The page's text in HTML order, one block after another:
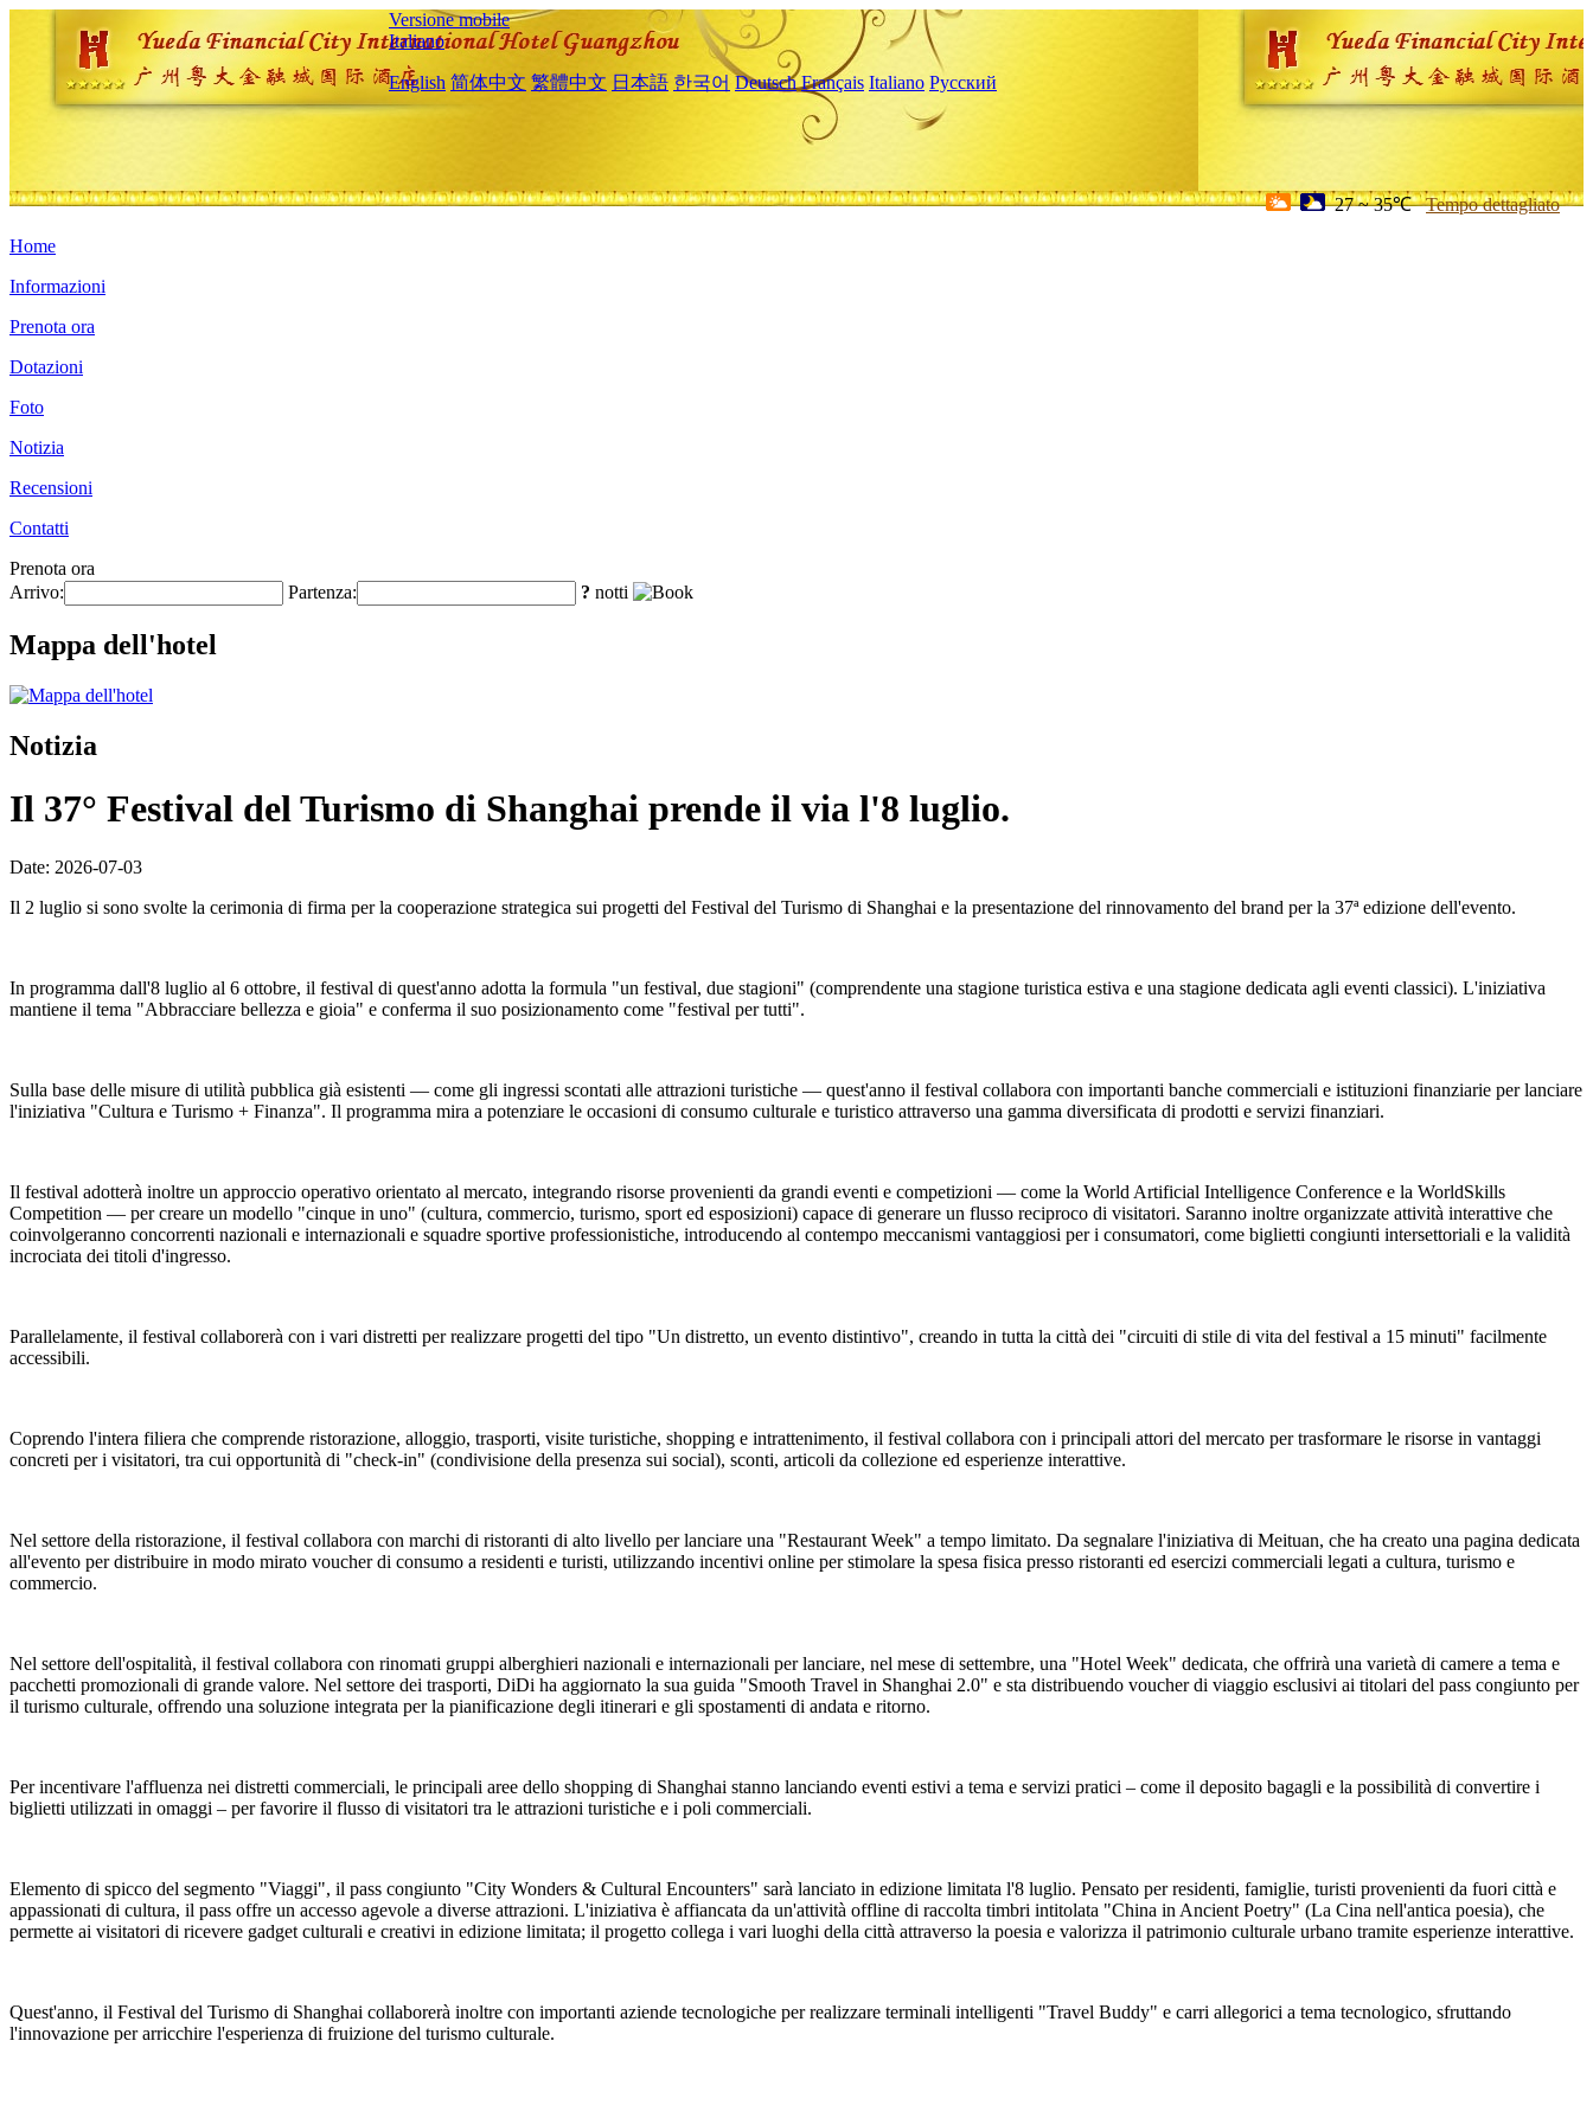
Versione mobile
Italiano
English 简体中文 繁體中文 日本語 한국어 Deutsch Français Italiano Русский
27 ~ 35℃ Tempo dettagliato
Home
Informazioni
Prenota ora
Dotazioni
Foto
Notizia
Recensioni
Contatti
Prenota ora
Arrivo:
Partenza: ? notti
Mappa dell'hotel
Notizia
Il 37° Festival del Turismo di Shanghai prende il via l'8 luglio.
Date: 2026-07-03
Il 2 luglio si sono svolte la cerimonia di firma per la cooperazione strategica sui progetti del Festival del Turismo di Shanghai e la presentazione del rinnovamento del brand per la 37ª edizione dell'evento.
In programma dall'8 luglio al 6 ottobre, il festival di quest'anno adotta la formula "un festival, due stagioni" (comprendente una stagione turistica estiva e una stagione dedicata agli eventi classici). L'iniziativa
mantiene il tema "Abbracciare bellezza e gioia" e conferma il suo posizionamento come "festival per tutti".
Sulla base delle misure di utilità pubblica già esistenti — come gli ingressi scontati alle attrazioni turistiche — quest'anno il festival collabora con importanti banche commerciali e istituzioni finanziarie per lanciare
l'iniziativa "Cultura e Turismo + Finanza". Il programma mira a potenziare le occasioni di consumo culturale e turistico attraverso una gamma diversificata di prodotti e servizi finanziari.
Il festival adotterà inoltre un approccio operativo orientato al mercato, integrando risorse provenienti da grandi eventi e competizioni — come la World Artificial Intelligence Conference e la WorldSkills
Competition — per creare un modello "cinque in uno" (cultura, commercio, turismo, sport ed esposizioni) capace di generare un flusso reciproco di visitatori. Saranno inoltre organizzate attività interattive che
coinvolgeranno concorrenti nazionali e internazionali e squadre sportive professionistiche, introducendo al contempo meccanismi vantaggiosi per i consumatori, come biglietti congiunti intersettoriali e la validità
incrociata dei titoli d'ingresso.
Parallelamente, il festival collaborerà con i vari distretti per realizzare progetti del tipo "Un distretto, un evento distintivo", creando in tutta la città dei "circuiti di stile di vita del festival a 15 minuti" facilmente
accessibili.
Coprendo l'intera filiera che comprende ristorazione, alloggio, trasporti, visite turistiche, shopping e intrattenimento, il festival collabora con i principali attori del mercato per trasformare le risorse in vantaggi
concreti per i visitatori, tra cui opportunità di "check-in" (condivisione della presenza sui social), sconti, articoli da collezione ed esperienze interattive.
Nel settore della ristorazione, il festival collabora con marchi di ristoranti di alto livello per lanciare una "Restaurant Week" a tempo limitato. Da segnalare l'iniziativa di Meituan, che ha creato una pagina dedicata
all'evento per distribuire in modo mirato voucher di consumo a residenti e turisti, utilizzando incentivi online per stimolare la spesa fisica presso ristoranti ed esercizi commerciali legati a cultura, turismo e
commercio.
Nel settore dell'ospitalità, il festival collabora con rinomati gruppi alberghieri nazionali e internazionali per lanciare, nel mese di settembre, una "Hotel Week" dedicata, che offrirà una varietà di camere a tema e
pacchetti promozionali di grande valore. Nel settore dei trasporti, DiDi ha aggiornato la sua guida "Smooth Travel in Shanghai 2.0" e sta distribuendo voucher di viaggio esclusivi ai titolari del pass congiunto per
il turismo culturale, offrendo una soluzione integrata per la pianificazione degli itinerari e gli spostamenti di andata e ritorno.
Per incentivare l'affluenza nei distretti commerciali, le principali aree dello shopping di Shanghai stanno lanciando eventi estivi a tema e servizi pratici – come il deposito bagagli e la possibilità di convertire i
biglietti utilizzati in omaggi – per favorire il flusso di visitatori tra le attrazioni turistiche e i poli commerciali.
Elemento di spicco del segmento "Viaggi", il pass congiunto "City Wonders & Cultural Encounters" sarà lanciato in edizione limitata l'8 luglio. Pensato per residenti, famiglie, turisti provenienti da fuori città e
appassionati di cultura, il pass offre un accesso agevole a diverse attrazioni. L'iniziativa è affiancata da un'attività offline di raccolta timbri intitolata "China in Ancient Poetry" (La Cina nell'antica poesia), che
permette ai visitatori di ricevere gadget culturali e creativi in edizione limitata; il progetto collega i vari luoghi della città attraverso la poesia e valorizza il patrimonio culturale urbano tramite esperienze interattive.
Quest'anno, il Festival del Turismo di Shanghai collaborerà inoltre con importanti aziende tecnologiche per realizzare terminali intelligenti "Travel Buddy" e carri allegorici a tema tecnologico, sfruttando
l'innovazione per arricchire l'esperienza di fruizione del turismo culturale.